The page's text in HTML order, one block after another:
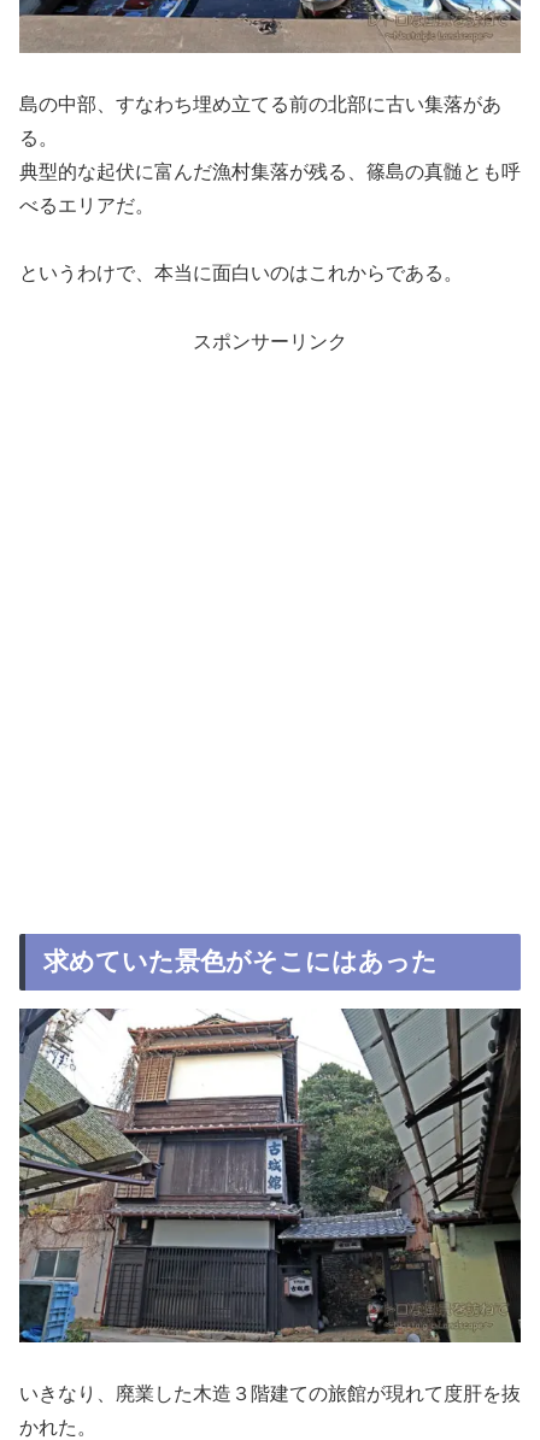
島の中部、すなわち埋め立てる前の北部に古い集落があ
る。
典型的な起伏に富んだ漁村集落が残る、篠島の真髄とも呼
べるエリアだ。
というわけで、本当に面白いのはこれからである。
スポンサーリンク
求めていた景色がそこにはあった
いきなり、廃業した木造３階建ての旅館が現れて度肝を抜
かれた。